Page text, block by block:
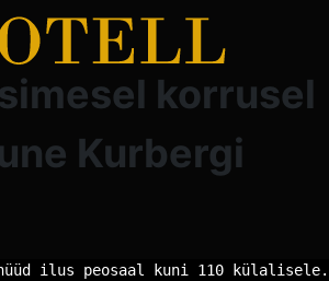
korrusel
Kurbergi